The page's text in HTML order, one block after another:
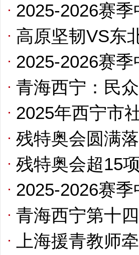
2025-2026赛
高原坚韧VS东
2025-2026赛
青海西宁：民
2025年西宁市
残特奥会圆满
残特奥会超15
2025-2026赛
青海西宁第十
上海援青教师